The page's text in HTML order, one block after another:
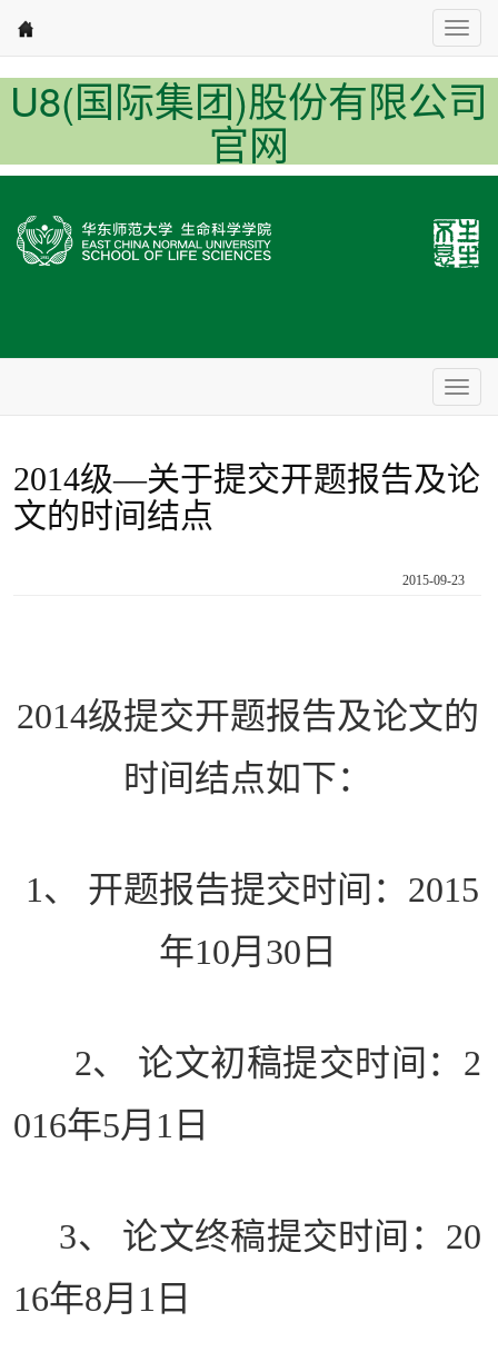
U8(国际集团)股份有限公司
官网
Nav1
Nav2
2014级—关于提交开题报告及论
文的时间结点
2015-09-23
2014级提交开题报告及论文的
时间结点如下：
1、 开题报告提交时间： 2015
年10月 30 日
2、 论文初稿提交时间： 2
016年5月 1 日
3、 论文终稿提交时间： 20
16年8月 1 日